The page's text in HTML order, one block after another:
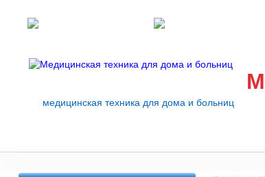
медицинская техника для дома и больниц